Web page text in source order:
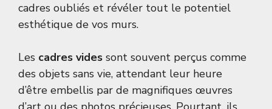
cadres oubliés et révéler tout le potentiel
esthétique de vos murs.
Les cadres vides sont souvent perçus comme
des objets sans vie, attendant leur heure
d’être embellis par de magnifiques œuvres